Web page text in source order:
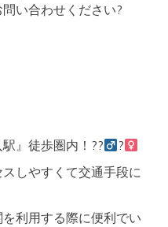
い合わせください?
』徒歩圏内！??‍
?‍
しやすくて交通手段に
利用する際に便利でい